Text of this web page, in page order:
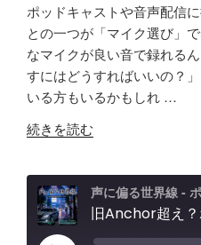
タ
ー
フ
ェ
ー
ス
ビ
ュ
ー
ド
キ
ャ
ス
ト
音
編
集」
ア
Amazon
RSS
RSS FEED
SHARE
LINK
EMBED
ポッドキャストや音声配信
との一つが「マイク選び」
なマイクが良い音で録れる
すにはどうすればいいの？
いる方もいるかもしれ …
"原
回
帰
の
「Tascam
続きを読む
声に偏る世界線 -